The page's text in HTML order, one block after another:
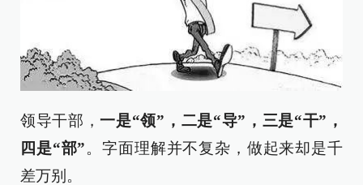
领导干部，一是“领”，二是“导”，三是“干”，
四是“部”。字面理解并不复杂，做起来却是千
差万别。